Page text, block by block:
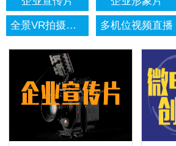
全景VR拍摄制作 多机位视频直播